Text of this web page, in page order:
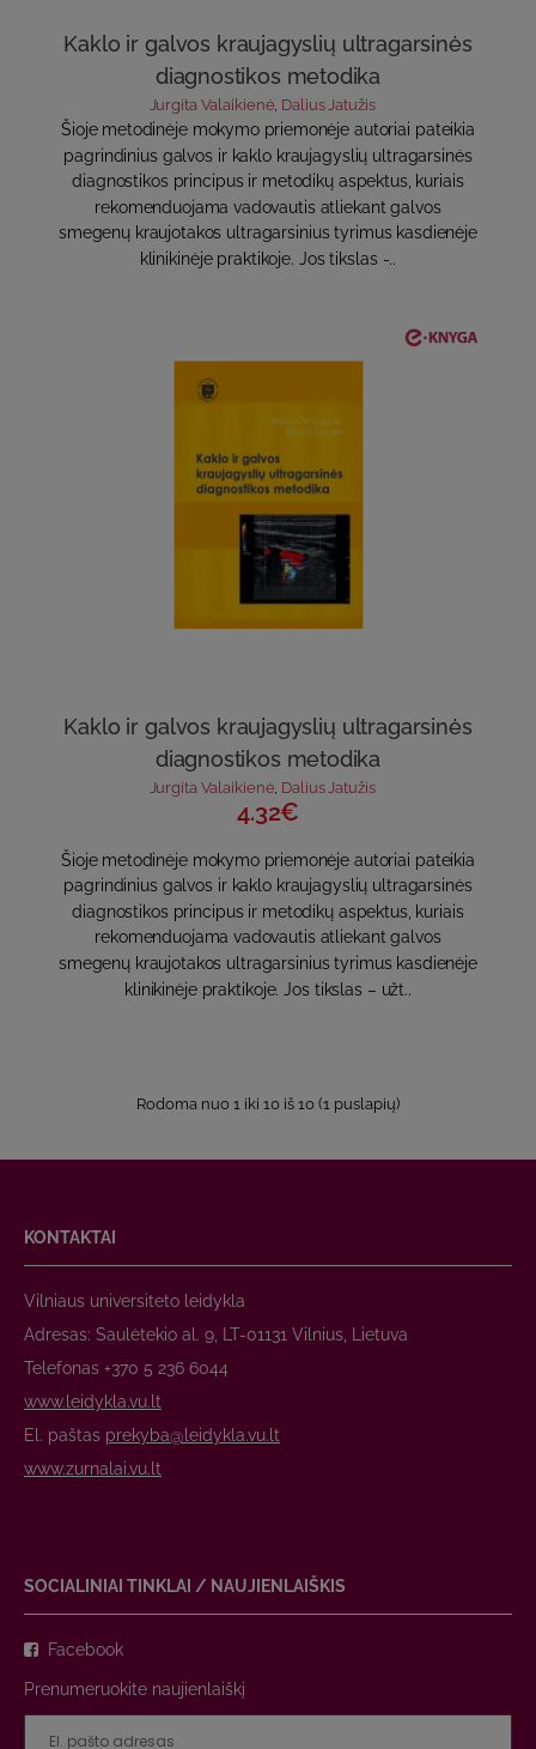
Kaklo ir galvos kraujagyslių ultragarsinės
diagnostikos metodika
Jurgita Valaikienė Dalius Jatužis
Šioje metodinėje mokymo priemonėje autoriai pateikia
pagrindinius galvos ir kaklo kraujagyslių ultragarsinės
diagnostikos principus ir metodikų aspektus, kuriais
rekomenduojama vadovautis atliekant galvos
smegenų kraujotakos ultragarsinius tyrimus kasdienėje
klinikinėje praktikoje. Jos tikslas -..
Kaklo ir galvos kraujagyslių ultragarsinės
diagnostikos metodika
Jurgita Valaikienė, Dalius Jatužis
4.32€
Šioje metodinėje mokymo priemonėje autoriai pateikia
pagrindinius galvos ir kaklo kraujagyslių ultragarsinės
diagnostikos principus ir metodikų aspektus, kuriais
rekomenduojama vadovautis atliekant galvos
smegenų kraujotakos ultragarsinius tyrimus kasdienėje
klinikinėje praktikoje. Jos tikslas – užt..
Rodoma nuo 1 iki 10 iš 10 (1 puslapių)
KONTAKTAI
Vilniaus universiteto leidykla
Adresas: Saulėtekio al. 9, LT-01131 Vilnius, Lietuva
Telefonas +370 5 236 6044
www.leidykla.vu.lt
El. paštas prekyba@leidykla.vu.lt
www.zurnalai.vu.lt
SOCIALINIAI TINKLAI / NAUJIENLAIŠKIS
Facebook
Prenumeruokite naujienlaiškį